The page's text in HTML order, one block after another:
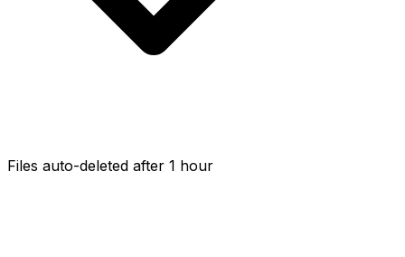
Files auto-deleted after 1 hour